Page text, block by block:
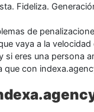
Fideliza.
de
vaya a la
si eres una persona
que con